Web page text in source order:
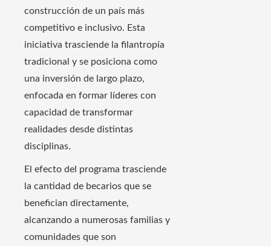
construcción de un país más
competitivo e inclusivo. Esta
iniciativa trasciende la filantropía
tradicional y se posiciona como
una inversión de largo plazo,
enfocada en formar líderes con
capacidad de transformar
realidades desde distintas
disciplinas.
El efecto del programa trasciende
la cantidad de becarios que se
benefician directamente,
alcanzando a numerosas familias y
comunidades que son